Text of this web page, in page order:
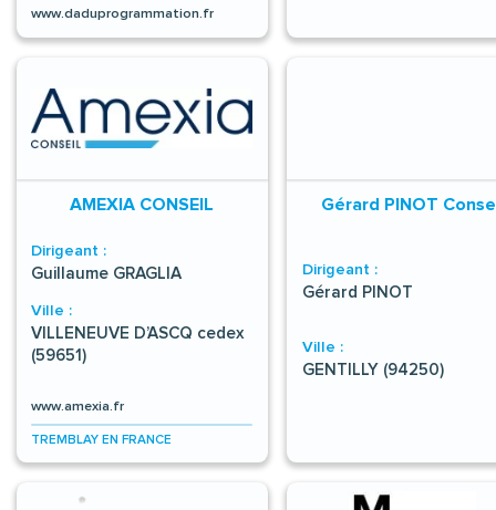
www.daduprogrammation.fr
AMEXIA CONSEIL
Dirigeant :
Guillaume GRAGLIA
Ville :
VILLENEUVE D’ASCQ cedex
(59651)
www.amexia.fr
TREMBLAY EN FRANCE
Gérard PINOT
Dirigeant :
Gérard PINOT
Ville :
GENTILLY (94250)